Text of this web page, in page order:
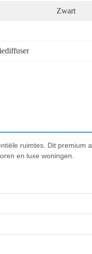
Zwart
ruimtes. Dit premium
en luxe woningen.